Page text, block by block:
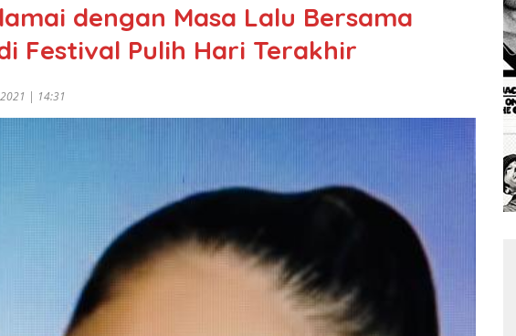
dengan Masa Lalu Bersama
Festival Pulih Hari Terakhir
| 14:31